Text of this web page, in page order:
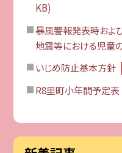
KB)
暴風警報発表時およ
地震等における児童
いじめ防止基本方針
R8里町小年間予定表